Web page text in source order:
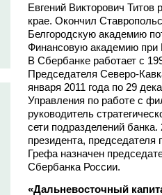
Евгений Викторович Титов
крае. Окончил
Белгородскую академию
Финансовую академию при
В Сбербанке работает с
Председателя Северо-
января 2011 года по 29
Управления по работе с
руководитель
сети подразделений
президента,
Грефа назначен
Сбербанка России.
«Дальневосточный